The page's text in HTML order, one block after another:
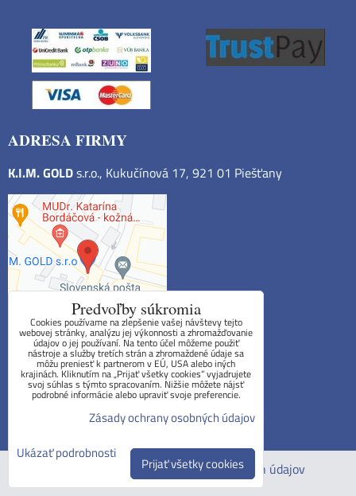
ADRESA FIRMY
K.I.M. GOLDs.r.o., Kukučínová 17, 921 01 Piešťany
Obchodné podmienky
Reklamačný poriadok
Zásady ochrany osobných údajov
Predvoľby súkromia
Cookies používame na zlepšenie vašej návštevy tejto
webovej stránky, analýzu jej výkonnosti a zhromažďovanie
údajov o jej používaní. Na tento účel môžeme použiť
nástroje a služby tretích strán a zhromaždené údaje sa
môžu preniesť k partnerom v EÚ, USA alebo iných
krajinách. Kliknutím na „Prijať všetky cookies“ vyjadrujete
svoj súhlas s týmto spracovaním. Nižšie môžete nájsť
podrobné informácie alebo upraviť svoje preferencie.
Zásady ochrany osobných údajov
Ukázať podrobnosti
Prijať všetky cookies